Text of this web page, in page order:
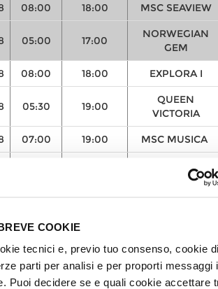
COOKIE
tecnici e, previo tuo consenso, cookie
parti per analisi e per proporti messaggi
Puoi decidere se e quali cookie accettare
08:00 18:00 MSC SEAVIEW
05:00 17:00
NORWEGIAN
GEM
08:00 18:00 EXPLORA I
05:30 19:00
QUEEN
VICTORIA
07:00 19:00 MSC MUSICA
AIDA COSMA
07:00
06:00 18:00
ENCHANTED
PRINCESS